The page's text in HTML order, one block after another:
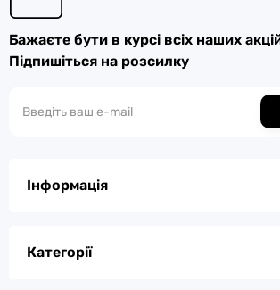
Бажаєте бути в курсі всіх наших
Підпишіться на розсилку
Інформація
Категорії